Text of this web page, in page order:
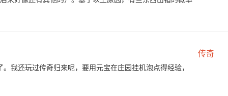
传奇
我还玩过传奇归来呢，要用元宝在庄园挂机泡点得经验，